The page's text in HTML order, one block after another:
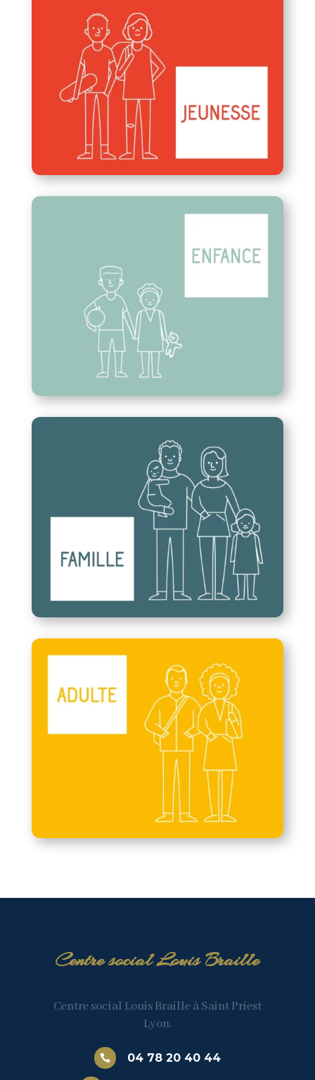
Centre social Louis Braille
Centre social Louis Braille à Saint Priest
Lyon.
 04 78 20 40 44